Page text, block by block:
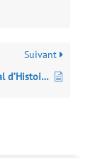
Suivant
Voyages extraordinaires au Muséum national d’Histoire naturelle